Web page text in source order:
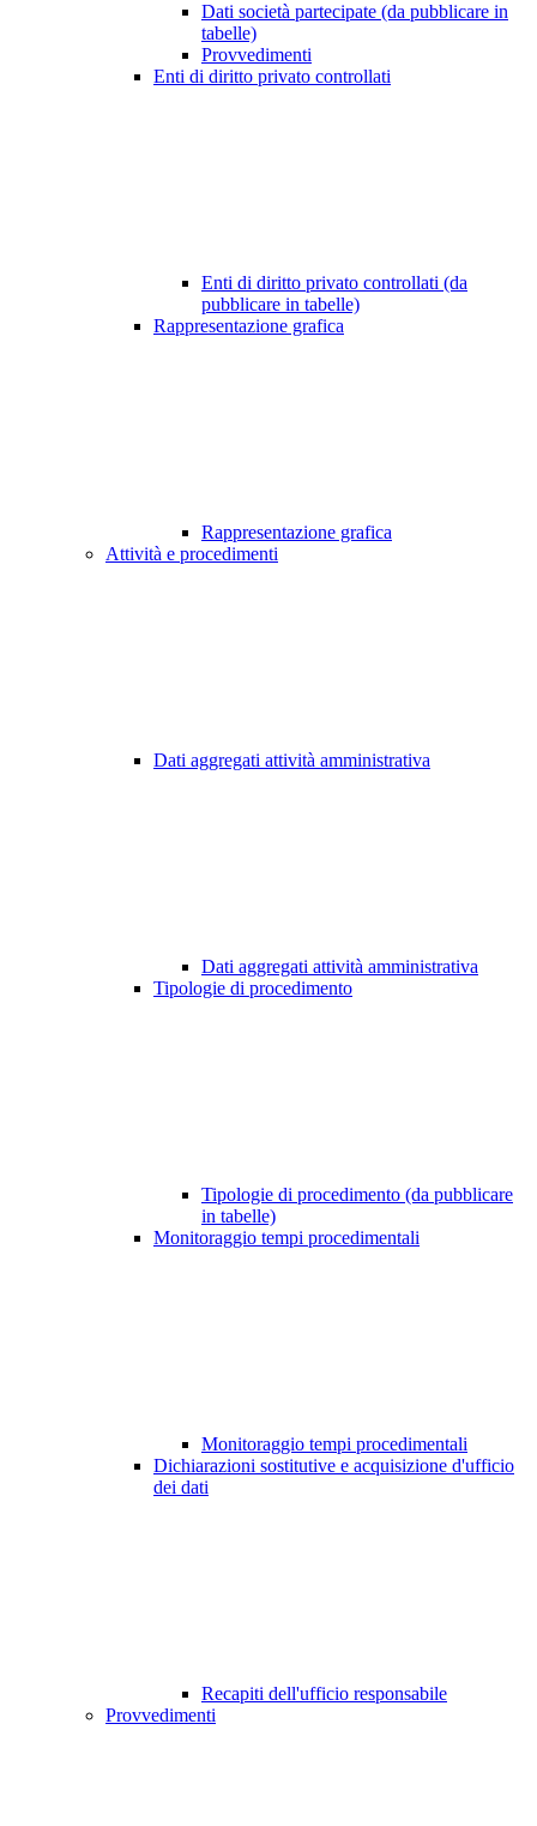
Dati società partecipate (da pubblicare in
tabelle)
Provvedimenti
Enti di diritto privato controllati
Enti di diritto privato controllati (da
pubblicare in tabelle)
Rappresentazione grafica
Rappresentazione grafica
Attività e procedimenti
Dati aggregati attività amministrativa
Dati aggregati attività amministrativa
Tipologie di procedimento
Tipologie di procedimento (da pubblicare
in tabelle)
Monitoraggio tempi procedimentali
Monitoraggio tempi procedimentali
Dichiarazioni sostitutive e acquisizione d'ufficio
dei dati
Recapiti dell'ufficio responsabile
Provvedimenti